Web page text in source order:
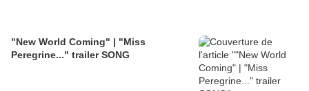
"New World Coming" | "Miss
Peregrine..." trailer SONG